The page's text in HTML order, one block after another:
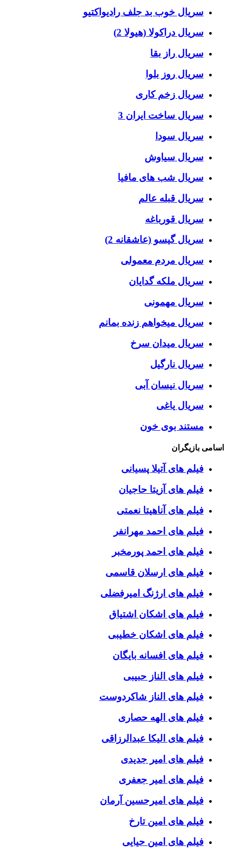
سریال خوب بد جلف رادیواکتیو
سریال دراکولا (هیولا 2)
سریال راز بقا
سریال روز بلوا
سریال زخم کاری
سریال ساخت ایران 3
سریال سودا
سریال سیاوش
سریال شب های مافیا
سریال قبله عالم
سریال قورباغه
سریال گیسو (عاشقانه 2)
سریال مردم معمولی
سریال ملکه گدایان
سریال مهمونی
سریال میخواهم زنده بمانم
سریال میدان سرخ
سریال نارگیل
سریال نیسان آبی
سریال یاغی
مستند بوی خون
اسامی بازیگران
فیلم های آتیلا پسیانی
فیلم های آزیتا حاجیان
فیلم های آناهیتا نعمتی
فیلم های احمد مهرانفر
فیلم های احمد پورمخبر
فیلم های ارسلان قاسمی
فیلم های ارژنگ امیرفضلی
فیلم های اشکان اشتیاق
فیلم های اشکان خطیبی
فیلم های افسانه بایگان
فیلم های الناز حبیبی
فیلم های الناز شاکردوست
فیلم های الهه حصاری
فیلم های الیکا عبدالرزاقی
فیلم های امیر جدیدی
فیلم های امیر جعفری
فیلم های امیرحسین آرمان
فیلم های امین تارخ
فیلم های امین حیایی